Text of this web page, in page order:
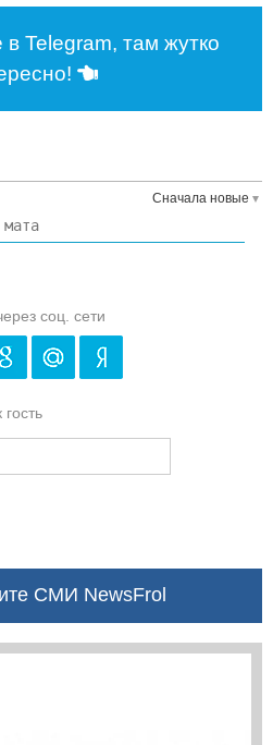
в Telegram, там жутко
Сначала новые
соц. сети
СМИ NewsFrol